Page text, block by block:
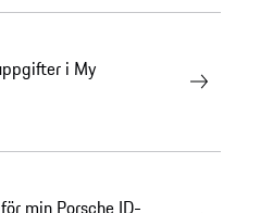
i My
min Porsche ID-